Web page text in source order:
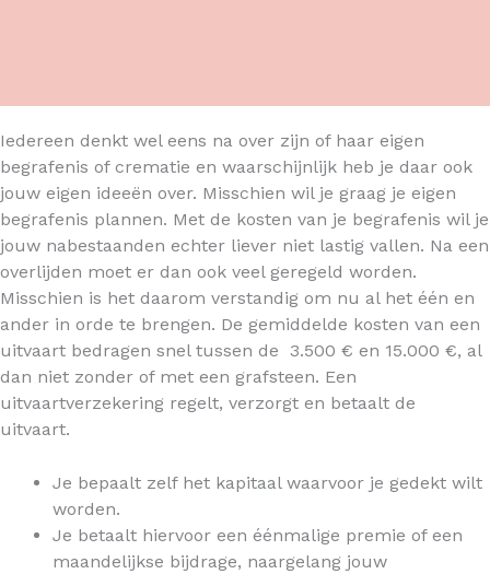
Iedereen denkt wel eens na over zijn of haar eigen
begrafenis of crematie en waarschijnlijk heb je daar ook
jouw eigen ideeën over. Misschien wil je graag je eigen
begrafenis plannen. Met de kosten van je begrafenis wil je
jouw nabestaanden echter liever niet lastig vallen. Na een
overlijden moet er dan ook veel geregeld worden.
Misschien is het daarom verstandig om nu al het één en
ander in orde te brengen. De gemiddelde kosten van een
uitvaart bedragen snel tussen de 3.500 € en 15.000 €, al
dan niet zonder of met een grafsteen. Een
uitvaartverzekering regelt, verzorgt en betaalt de
uitvaart.
Je bepaalt zelf het kapitaal waarvoor je gedekt wilt
worden.
Je betaalt hiervoor een éénmalige premie of een
maandelijkse bijdrage, naargelang jouw